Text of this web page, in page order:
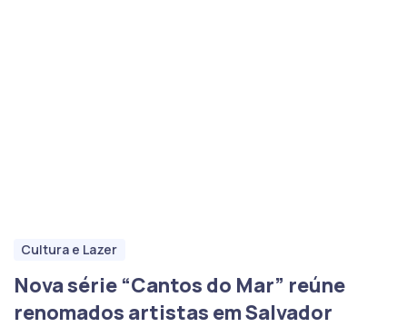
Cultura e Lazer
Nova série “Cantos do Mar” reúne
renomados artistas em Salvador